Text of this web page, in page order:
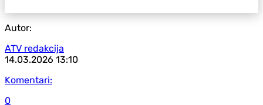
Autor:
ATV redakcija
14.03.2026 13:10
Komentari:
0